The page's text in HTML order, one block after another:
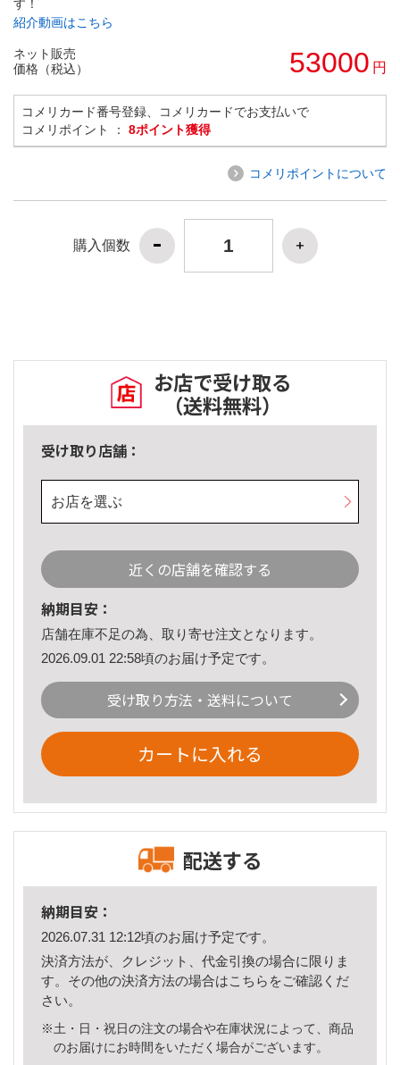
す！
紹介動画はこちら
ネット販売
価格（税込）
53000 円
コメリカード番号登録、コメリカードでお支払いで
コメリポイント ： 8ポイント獲得
コメリポイントについて
購入個数
お店で受け取る
（送料無料）
受け取り店舗：
お店を選ぶ
近くの店舗を確認する
納期目安：
店舗在庫不足の為、取り寄せ注文となります。
2026.09.01 22:58頃のお届け予定です。
受け取り方法・送料について
カートに入れる
配送する
納期目安：
2026.07.31 12:12頃のお届け予定です。
決済方法が、クレジット、代金引換の場合に限りま
す。その他の決済方法の場合はこちら をご確認くだ
さい。
※土・日・祝日の注文の場合や在庫状況によって、商品
のお届けにお時間をいただく場合がございます。